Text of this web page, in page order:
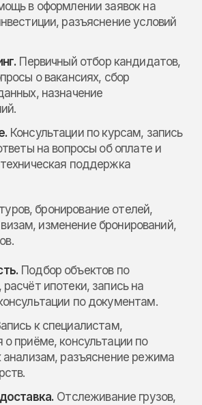
в оформлении заявок на
разъяснение условий
Первичный отбор кандидатов,
о вакансиях, сбор
назначение
Консультации по курсам, запись
на вопросы об оплате и
поддержка
бронирование отелей,
изменение бронирований,
Подбор объектов по
ипотеки, запись на
по документам.
к специалистам,
о приёме, консультации по
анализам, разъяснение режима
Отслеживание грузов,